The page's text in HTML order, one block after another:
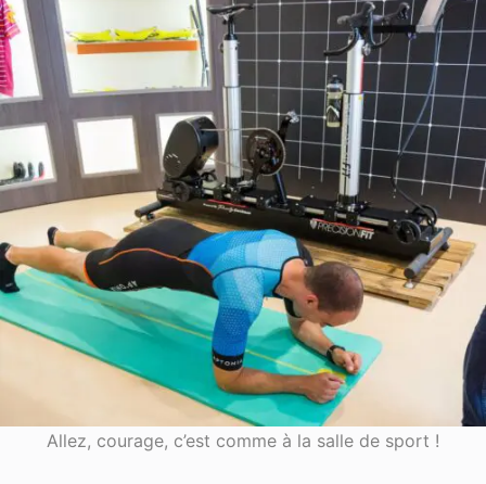
Allez, courage, c’est comme à la salle de sport !